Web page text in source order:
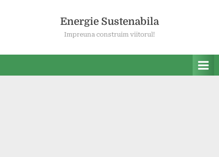
Energie Sustenabila
Impreuna construim viitorul!